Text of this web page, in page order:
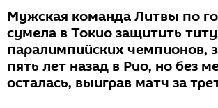
Мужская команда Литвы по
сумела в Токио защитить
паралимпийских чемпионов,
пять лет назад в Рио, но без
осталась, выиграв матч за